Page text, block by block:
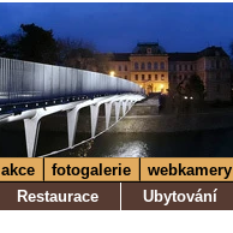
akce fotogalerie
webkamery
Restaurace Ubytování